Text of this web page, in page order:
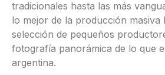
tradicionales hasta las más
lo mejor de la producción masiva
selección de pequeños
fotografía panorámica de lo que
argentina.